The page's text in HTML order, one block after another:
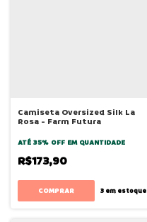
Camiseta Oversized Silk La
Rosa - Farm Futura
ATÉ 35% OFF EM QUANTIDADE
R$173,90
COMPRAR 3em estoque